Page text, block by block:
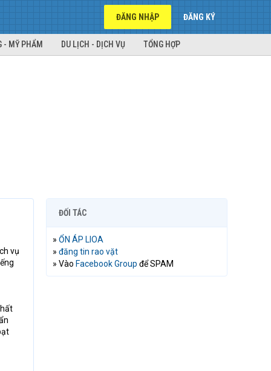
ĐĂNG NHẬP ĐĂNG KÝ
- MỸ PHẨM DU LỊCH - DỊCH VỤ TỔNG HỢP
vụ
ĐỐI TÁC
» ỔN ÁP LIOA
» đăng tin rao vặt
» Vào Facebook Group để SPAM